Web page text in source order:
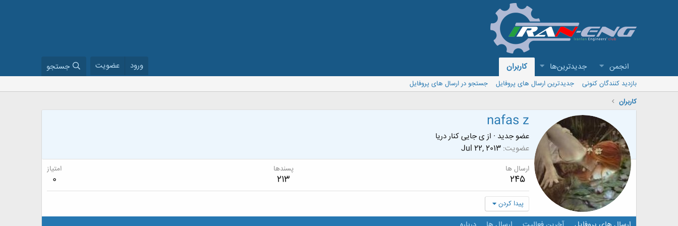
انجمن جدیدترین‌ها کاربران ورود عضویت جستجو
بازدید کنندگان کنونی جدیدترین ارسال های پروفایل
جستجو در ارسال های پروفایل
کاربران
nafas z
عضو جدید · ازی جایی کنار دریا
عضویت Jul 22, 2013
ارسال ها
245
پسندها
213
امتیاز
0
پیدا کردن